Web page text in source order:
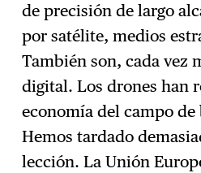
de precisión de largo
por satélite, medios
También son, cada vez
digital. Los drones han
economía del campo
Hemos tardado
lección. La Unión